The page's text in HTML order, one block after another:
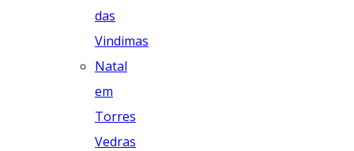
das
Vindimas
Natal
em
Torres
Vedras